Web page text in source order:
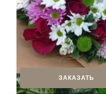
ЗАКАЗАТЬ